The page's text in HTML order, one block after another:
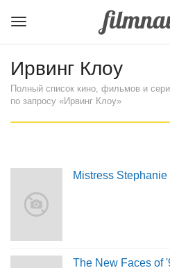
Ирвинг Клоу
Полный список кино, фильмов и
по запросу «Ирвинг Клоу»
Mistress Stephanie
The New Faces of